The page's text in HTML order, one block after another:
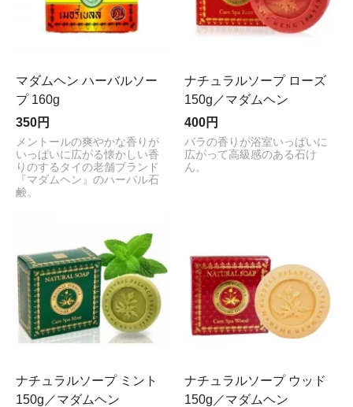
マダムヘン ハーバルソー
プ 160g
350円
メントールの爽やかな香りが
いっぱいに広がる懐かしい香
りのするタイの老舗ブランド
『マダムヘン』のハーバル石
鹸。
ナチュラルソープ ローズ
150g／マダムヘン
400円
バラの香りが浴室いっぱいに
広がって高級感のある石け
ん。
ナチュラルソープ ミント
150g／マダムヘン
ナチュラルソープ ウッド
150g／マダムヘン